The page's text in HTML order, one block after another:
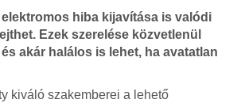
hiba kijavítása is valódi
Ezek szerelése közvetlenül
akár halálos is lehet, ha avatatlan
kiváló szakemberei a lehető